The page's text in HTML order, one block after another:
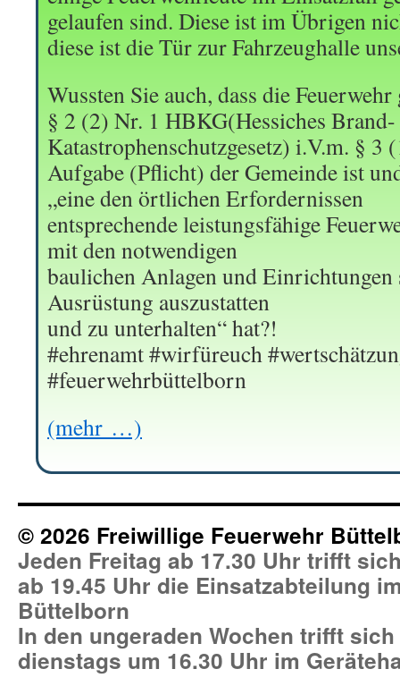
gelaufen sind. Diese ist im Übrigen
diese ist die Tür zur Fahrzeughalle
Wussten Sie auch, dass die Feuerwehr
§ 2 (2) Nr. 1 HBKG(Hessiches
Katastrophenschutzgesetz) i.V.m. § 3
Aufgabe (Pflicht) der Gemeinde ist
„eine den örtlichen Erfordernissen
entsprechende leistungsfähige
mit den notwendigen
baulichen Anlagen und Einrichtungen
Ausrüstung auszustatten
und zu unterhalten“ hat?!
#ehrenamt #wirfüreuch
#feuerwehrbüttelborn
(mehr …)
© 2026 Freiwillige Feuerwehr
Jeden Freitag ab 17.30 Uhr trifft
ab 19.45 Uhr die Einsatzabteilung
Büttelborn
In den ungeraden Wochen trifft
dienstags um 16.30 Uhr im